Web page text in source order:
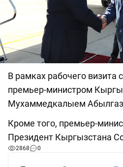
В рамках рабочего визита
премьер-министром
Мухаммедкалыем
Кроме того, премьер-
Президент Кыргызстана
2868 0